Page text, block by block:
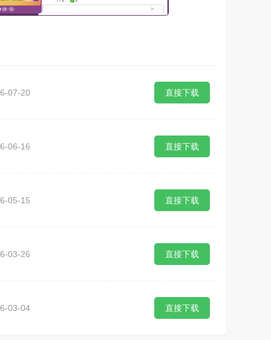
07-20 直接下载
06-16 直接下载
05-15 直接下载
03-26 直接下载
03-04 直接下载